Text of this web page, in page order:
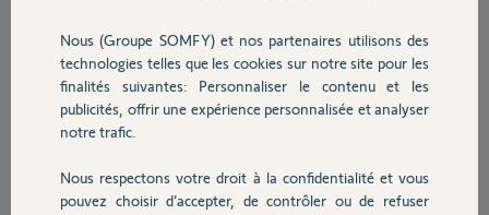
Sécurité
Domotique
Chauffage
le volet fonctionne correctement sur la commande centralisée, avec
l'application Tahoma, idem fonctionnement correcte. Que se passe
Merci de vos avis.
Merci,
Roger R.
il y a 11 mois
Nous (Groupe SOMFY) et nos partenaires utilisons des
technologies telles que les cookies sur notre site pour les
finalités suivantes: Personnaliser le contenu et les
publicités, offrir une expérience personnalisée et analyser
notre trafic.
Nous respectons votre droit à la confidentialité et vous
pouvez choisir d’accepter, de contrôler ou de refuser